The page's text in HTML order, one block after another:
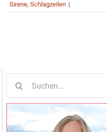
Sirene, Schlagzeilen |
nach: